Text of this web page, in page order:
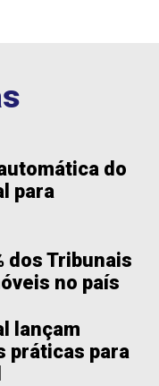
do
para
dos Tribunais
no país
lançam
práticas para